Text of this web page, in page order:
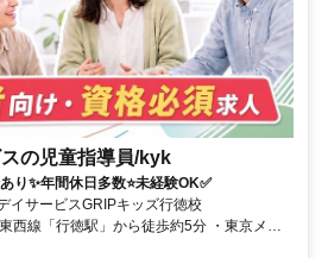
の児童指導員/kyk
り✨年間休日多数⭐未経験OK✅
イサービスGRIPキッズ行徳校
歩約14分